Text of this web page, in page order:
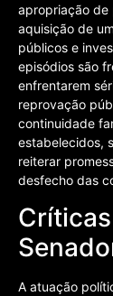
apropriação de
aquisição de
públicos e
episódios são
enfrentarem
reprovação
continuidade
estabelecidos,
reiterar
desfecho das
A atuação